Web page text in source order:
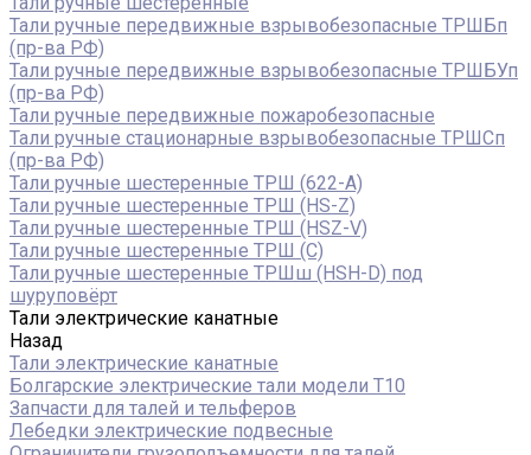
Тали ручные передвижные взрывобезопасные ТРШБп
(пр-ва РФ)
Тали ручные передвижные взрывобезопасные ТРШБУп
(пр-ва РФ)
Тали ручные передвижные пожаробезопасные
Тали ручные стационарные взрывобезопасные ТРШСп
(пр-ва РФ)
Тали ручные шестеренные ТРШ (622-A)
Тали ручные шестеренные ТРШ (HS-Z)
Тали ручные шестеренные ТРШ (HSZ-V)
Тали ручные шестеренные ТРШ (С)
Тали ручные шестеренные ТРШш (HSH-D) под
шуруповёрт
Тали электрические канатные
Назад
Тали электрические канатные
Болгарские электрические тали модели T10
Запчасти для талей и тельферов
Лебедки электрические подвесные